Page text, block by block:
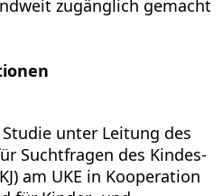
zugänglich gemacht
unter Leitung des
Suchtfragen des Kindes-
am UKE in Kooperation